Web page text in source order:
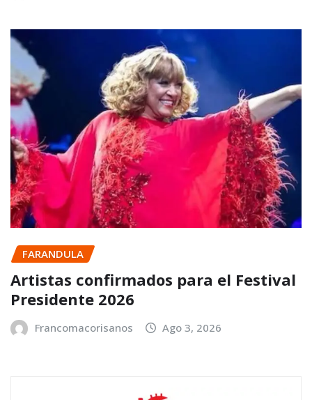
FARANDULA
Artistas confirmados para el Festival
Presidente 2026
Francomacorisanos Ago 3, 2026